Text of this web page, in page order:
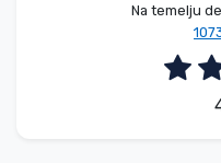
Na temelju